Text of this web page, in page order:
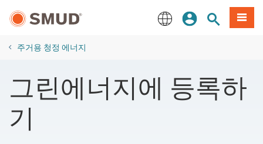
로그인사이트 검색
메뉴
주거용 청정 에너지
그린에너지에 등록하
기